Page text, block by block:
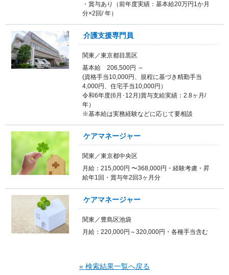
・賞与あり（前年度実績：基本給20万円1か月
分×2回/ 年）
介護支援専門員
関東／東京都目黒区
基本給 206,500円 ～
(資格手当10,000円、規程に基づき精勤手当
4,000円、住宅手当10,000円）
令和6年度(6月･12月)賞与支給実績：2.8ヶ月/
年）
※基本給は実務経験などに応じて要相談
ケアマネージャー
関東／東京都中央区
月給：215,000円 〜368,000円・経験考慮・昇
給年1回・賞与年2回3ヶ月分
ケアマネージャー
関東／豊島区池袋
月給：220,000円～320,000円・各種手当含む
« 検索結果一覧へ戻る